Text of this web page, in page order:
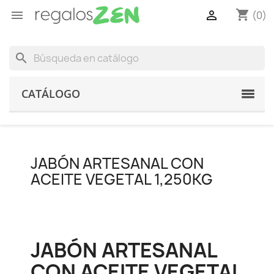
 shopping_cart (0)

search
CATÁLOGO
JABÓN ARTESANAL CON
ACEITE VEGETAL 1,250KG
JABÓN ARTESANAL